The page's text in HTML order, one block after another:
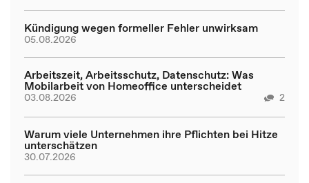
Kündigung wegen formeller Fehler unwirksam
05.08.2026
Arbeitszeit, Arbeitsschutz, Datenschutz: Was
Mobilarbeit von Homeoffice unterscheidet
03.08.2026 2
Warum viele Unternehmen ihre Pflichten bei Hitze
unterschätzen
30.07.2026